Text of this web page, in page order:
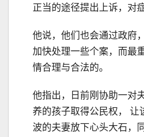
正当的途径提出上诉，对
他说，他们也会通过政府
加快处理一些个案，而最
情合理与合法的。
他指出，日前刚协助一对
养的孩子取得公民权， 让
波的夫妻放下心头大石，